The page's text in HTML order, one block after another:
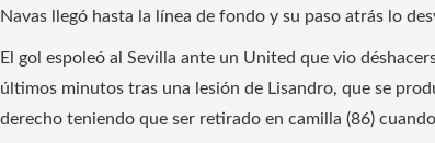
Navas llegó hasta la línea de fondo y su paso atrás lo
El gol espoleó al Sevilla ante un United que vio
últimos minutos tras una lesión de Lisandro, que se
derecho teniendo que ser retirado en camilla (86)